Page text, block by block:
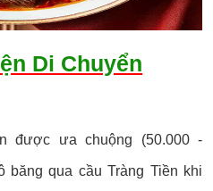
Di Chuyển
được ưa chuộng (50.000 -
băng qua cầu Tràng Tiền khi